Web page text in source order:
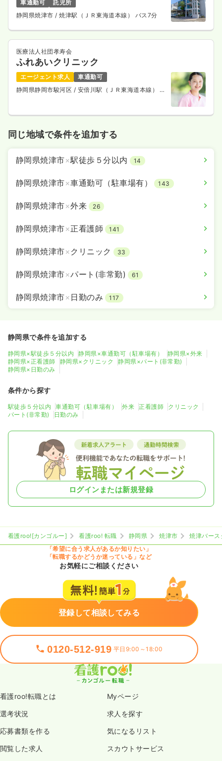
気になる 詳細を見る
車通勤可
託児所
静岡県焼津市 / 焼津駅（ＪＲ東海道本線） バス7分
医療法人社団孝寿会
ふれあいクリニック
エージェント求人
車通勤可
静岡県静岡市駿河区 / 安倍川駅（ＪＲ東海道本線） 車
同じ地域で条件を追加する
静岡県焼津市×駅徒歩５分以内 14
静岡県焼津市×車通勤可（駐車場有） 143
静岡県焼津市×外来 26
静岡県焼津市×正看護師 141
静岡県焼津市× クリニック 33
静岡県焼津市×パート(非常勤) 61
静岡県焼津市× 日勤のみ 117
静岡県で条件を追加する
静岡県×駅徒歩５分以内 静岡県×車通勤可（駐車場有）
静岡県×外来
静岡県×正看護師
静岡県×クリニック
静岡県×パート(非常勤)
静岡県×日勤のみ
条件から探す
駅徒歩５分以内 車通勤可（駐車場有） 外来 正看護師
クリニック
パート(非常勤)
日勤のみ
ログインまたは新規登録
看護roo![カンゴルー] 看護roo! 転職 静岡県 焼津市
焼津バー
「希望に合う求人があるか知りたい」
「転職するかどうか迷っている」など
お気軽にご相談ください
登録して相談してみる
0120-512-919 平日9:00～18:00
看護roo!転職とは Myページ
選考状況 求人を探す
応募書類を作る 気になるリスト
閲覧した求人 スカウトサービス